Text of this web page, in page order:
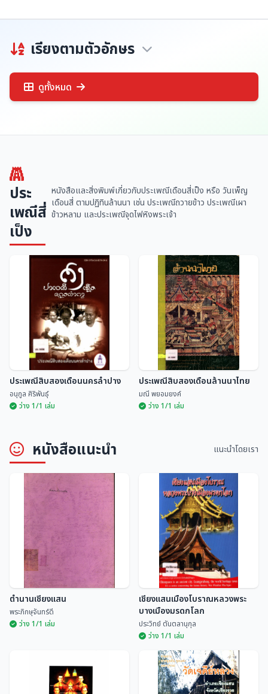
เรียงตามตัวอักษร
ดูทั้งหมด
ประ
เพณีสี่
เป็ง
หนังสือและสิ่งพิมพ์เกี่ยวกับประเพณีเดือนสี่เป็ง หรือ วันเพ็ญ
เดือนสี่ ตามปฏิทินล้านนา เช่น ประเพณีถวายข้าว ประเพณีเผา
ข้าวหลาม และประเพณีจุดไฟหิงพระเจ้า
ประเพณีสิบสองเดือนนครลำปาง
ประเพณีสิบสองเดือนนครลำปาง
อนุกูล ศิริพันธุ์
ว่าง 1/1 เล่ม
ประเพณีสิบสองเดือนล้านนาไทย
มณี พยอมยงค์
ว่าง 1/1 เล่ม
หนังสือแนะนำ แนะนำโดยเรา
ตำนานเชียงแสน
พระภิกษุจันทร์ดี
ตำนานเชียงแสน
พระภิกษุจันทร์ดี
ว่าง 1/1 เล่ม
เชียงแสนเมืองโบราณหลวงพระ
บางเมืองมรดกโลก
ประวิทย์ ตันตลานุกุล
เชียงแสนเมืองโบราณหลวงพระ
บางเมืองมรดกโลก
ประวิทย์ ตันตลานุกุล
ว่าง 1/1 เล่ม